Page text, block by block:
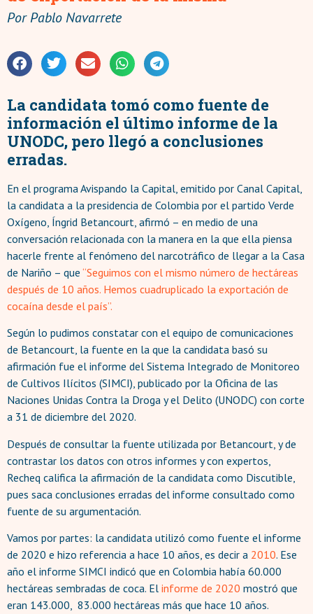
PorPablo Navarrete
La candidata tomó como fuente de
información el último informe de la
UNODC, pero llegó a conclusiones
erradas.
En el programa Avispando la Capital, emitido por Canal Capital,
la candidata a la presidencia de Colombia por el partido Verde
Oxígeno, Íngrid Betancourt, afirmó – en medio de una
conversación relacionada con la manera en la que ella piensa
hacerle frente al fenómeno del narcotráfico de llegar a la Casa
de Nariño – que “Seguimos con el mismo número de hectáreas
después de 10 años. Hemos cuadruplicado la exportación de
cocaína desde el país”.
Según lo pudimos constatar con el equipo de comunicaciones
de Betancourt, la fuente en la que la candidata basó su
afirmación fue el informe del Sistema Integrado de Monitoreo
de Cultivos Ilícitos (SIMCI), publicado por la Oficina de las
Naciones Unidas Contra la Droga y el Delito (UNODC) con corte
a 31 de diciembre del 2020.
Después de consultar la fuente utilizada por Betancourt, y de
contrastar los datos con otros informes y con expertos,
Recheq califica la afirmación de la candidata como Discutible,
pues saca conclusiones erradas del informe consultado como
fuente de su argumentación.
Vamos por partes: la candidata utilizó como fuente el informe
de 2020 e hizo referencia a hace 10 años, es decir a 2010. Ese
año el informe SIMCI indicó que en Colombia había 60.000
hectáreas sembradas de coca. El informe de 2020 mostró que
eran 143.000, 83.000 hectáreas más que hace 10 años.